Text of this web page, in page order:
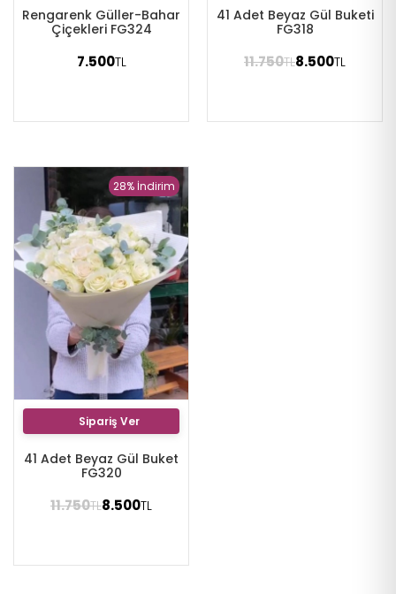
Rengarenk Güller-Bahar
Çiçekleri FG324
7.500TL
41 Adet Beyaz Gül Buketi
FG318
11.750TL8.500TL
28% İndirim
Sipariş Ver
41 Adet Beyaz Gül Buket
FG320
11.750TL8.500TL